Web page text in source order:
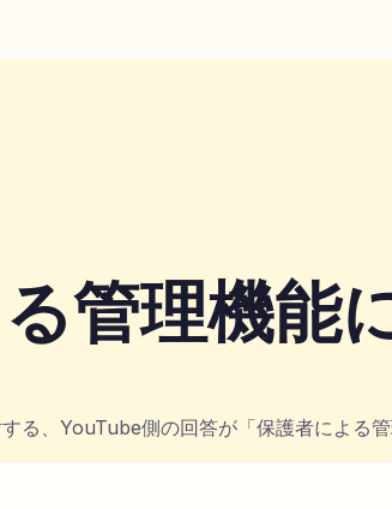
管理機能
る、YouTube側の回答が「保護者による